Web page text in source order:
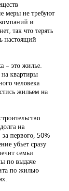
меры не требуют
и
так что терять
настоящий
– это жилье.
квартиры
человека
жильем на
на
первого, 50%
убьет сразу
семьи
по выдаче
по жилью